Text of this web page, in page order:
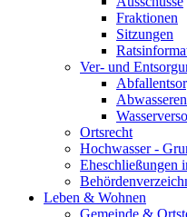
Fraktionen
Sitzungen
Ver- und
Ortsrecht
Hochwasser -
Eheschließungen
Leben & Wohnen
Gemeinde &